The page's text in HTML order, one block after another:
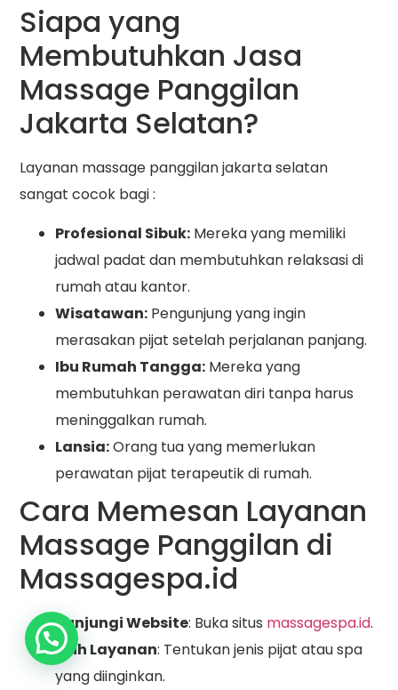
Siapa yang
Membutuhkan Jasa
Massage Panggilan
Jakarta Selatan?
Layanan massage panggilan jakarta selatan
sangat cocok bagi :
Profesional Sibuk: Mereka yang memiliki
jadwal padat dan membutuhkan relaksasi di
rumah atau kantor.
Wisatawan: Pengunjung yang ingin
merasakan pijat setelah perjalanan panjang.
Ibu Rumah Tangga: Mereka yang
membutuhkan perawatan diri tanpa harus
meninggalkan rumah.
Lansia:Orang tua yang memerlukan
perawatan pijat terapeutik di rumah.
Cara Memesan Layanan
Massage Panggilan di
Massagespa.id
Kunjungi Website: Buka situs massagespa.id.
Pilih Layanan: Tentukan jenis pijat atau spa
yang diinginkan.